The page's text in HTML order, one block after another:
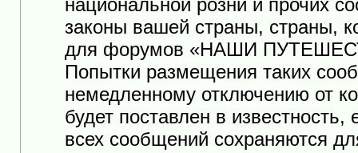
национальной розни и прочих
законы вашей страны, страны,
для форумов «НАШИ
Попытки размещения таких
немедленному отключению от
будет поставлен в
всех сообщений сохраняются